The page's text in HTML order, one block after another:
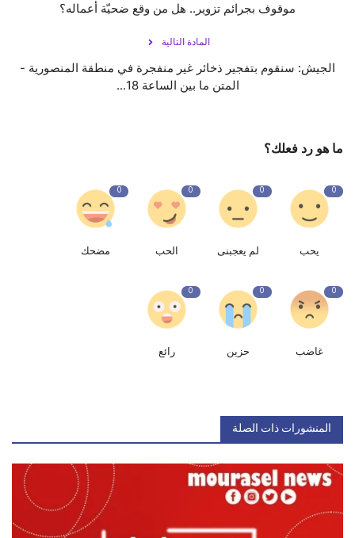
موقوف بجرائم تزوير.. هل من وقع ضحيّة أعماله؟
المادة التالية
الجيش: سنقوم بتفجير ذخائر غير منفجرة في منطقة المنصورية -
المتن ما بين الساعة 18...
ما هو رد فعلك؟
0
يحب
0
لم يعجبنى
0
الحب
0
مضحك
0
غاضب
0
حزين
0
رائع
المنشورات ذات الصلة